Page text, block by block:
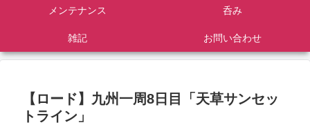
メンテナンス 呑み
雑記 お問い合わせ
【ロード】九州一周8日目「天草サンセッ
トライン」